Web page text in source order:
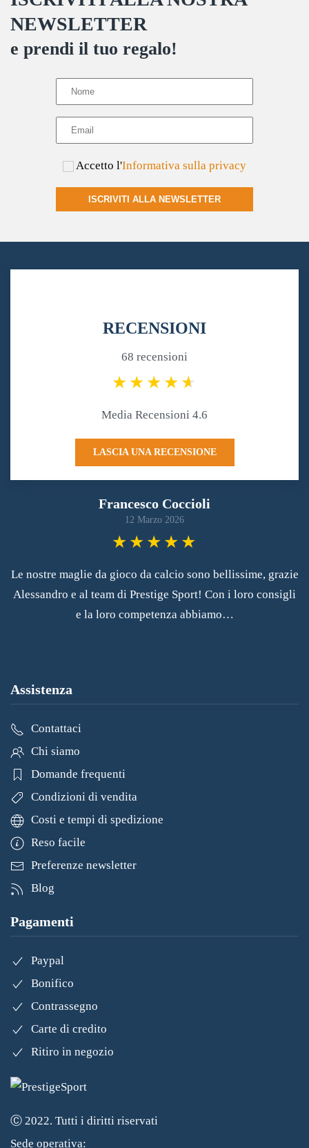
NEWSLETTER
e prendi il tuo regalo!
Accetto l'Informativa sulla privacy
ISCRIVITI ALLA NEWSLETTER
RECENSIONI
68 recensioni
Media Recensioni 4.6
LASCIA UNA RECENSIONE
Francesco Coccioli
12 Marzo 2026
Le nostre maglie da gioco da calcio sono bellissime, grazie
Alessandro e al team di Prestige Sport! Con i loro consigli
e la loro competenza abbiamo…
Assistenza
Contattaci
Chi siamo
Domande frequenti
Condizioni di vendita
Costi e tempi di spedizione
Reso facile
Preferenze newsletter
Blog
Pagamenti
Paypal
Bonifico
Contrassegno
Carte di credito
Ritiro in negozio
Ⓒ 2022. Tutti i diritti riservati
Sede operativa: